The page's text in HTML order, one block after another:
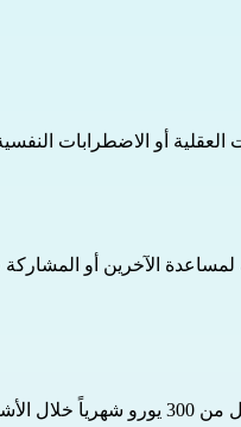
أو الاضطرابات
الآخرين أو